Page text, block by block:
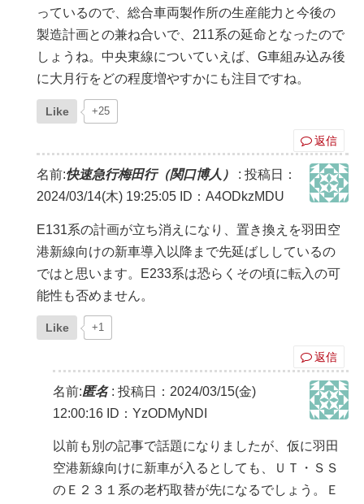
っているので、総合車両製作所の生産能力と今後の
製造計画との兼ね合いで、211系の延命となったので
しょうね。中央東線についていえば、G車組み込み後
に大月行をどの程度増やすかにも注目ですね。
Like +25
返信
名前:快速急行梅田行（関口博人） : 投稿日：
2024/03/14(木) 19:25:05 ID：A4ODkzMDU
E131系の計画が立ち消えになり、置き換えを羽田空
港新線向けの新車導入以降まで先延ばししているの
ではと思います。E233系は恐らくその頃に転入の可
能性も否めません。
Like +1
返信
名前:匿名: 投稿日：2024/03/15(金)
12:00:16 ID：YzODMyNDI
以前も別の記事で話題になりましたが、仮に羽田
空港新線向けに新車が入るとしても、ＵＴ・ＳＳ
のＥ２３１系の老朽取替が先になるでしょう。Ｅ